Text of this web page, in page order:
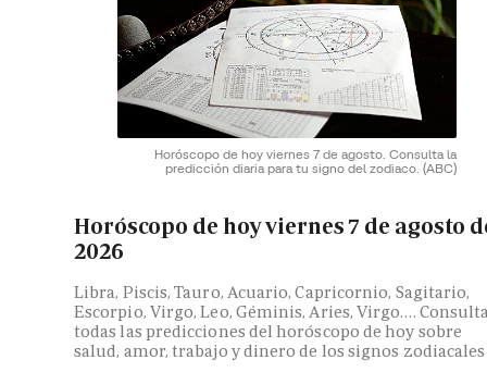
Horóscopo de hoy viernes 7 de agosto. Consulta la
predicción diaria para tu signo del zodiaco. (ABC)
Horóscopo de hoy viernes 7 de agosto
2026
Libra, Piscis, Tauro, Acuario, Capricornio, Sagitario,
Escorpio, Virgo, Leo, Géminis, Aries, Virgo….
todas las predicciones del horóscopo de hoy sobre
salud, amor, trabajo y dinero de los signos zodiacales